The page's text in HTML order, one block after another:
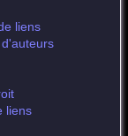
liens
liens